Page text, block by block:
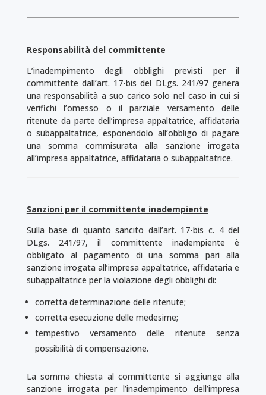
Responsabilità del committente
L’inadempimento degli obblighi previsti per il
committente dall’art. 17-bis del DLgs. 241/97 genera
una responsabilità a suo carico solo nel caso in cui si
verifichi l’omesso o il parziale versamento delle
ritenute da parte dell’impresa appaltatrice, affidataria
o subappaltatrice, esponendolo all’obbligo di pagare
una somma commisurata alla sanzione irrogata
all’impresa appaltatrice, affidataria o subappaltatrice.
Sanzioni per il committente inadempiente
Sulla base di quanto sancito dall’art. 17-bis c. 4 del
DLgs. 241/97, il committente inadempiente è
obbligato al pagamento di una somma pari alla
sanzione irrogata all’impresa appaltatrice, affidataria e
subappaltatrice per la violazione degli obblighi di:
corretta determinazione delle ritenute;
corretta esecuzione delle medesime;
tempestivo versamento delle ritenute senza
possibilità di compensazione.
La somma chiesta al committente si aggiunge alla
sanzione irrogata per l’ina­dem­pimento dell’impresa